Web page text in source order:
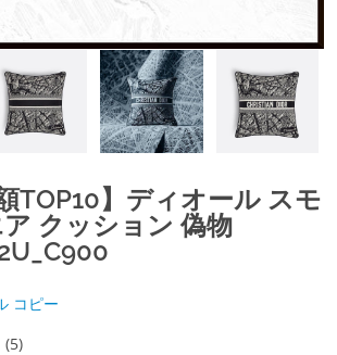
TOP10】ディオール スモ
クッション 偽物
コピー
(5)